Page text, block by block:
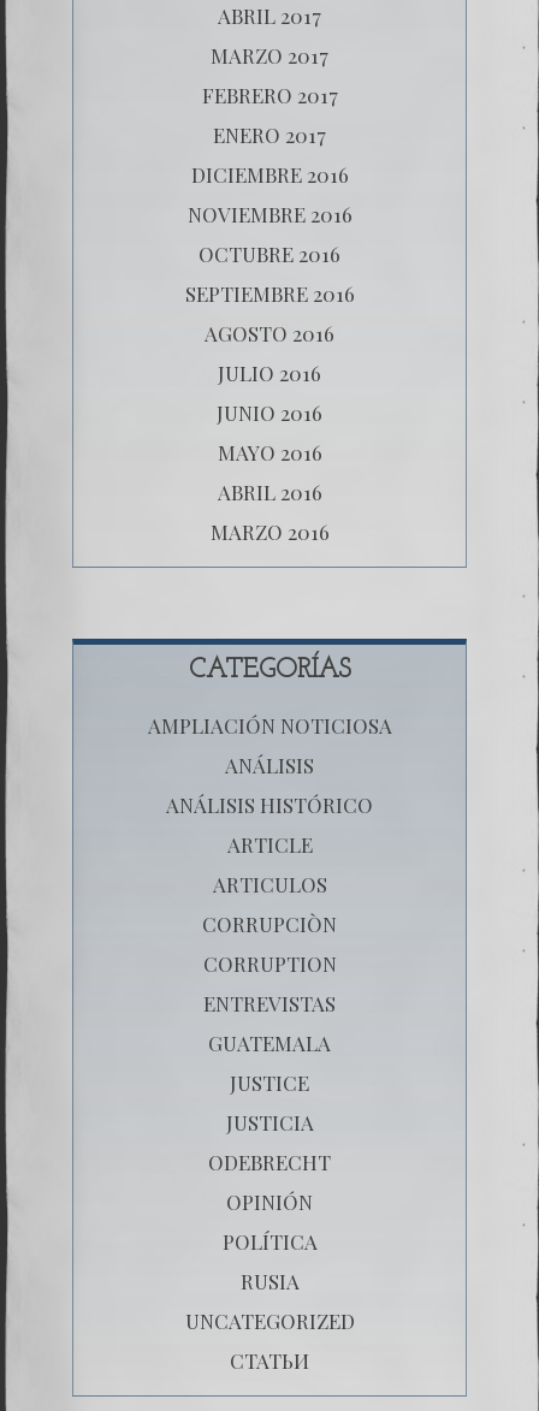
ABRIL 2017
MARZO 2017
FEBRERO 2017
ENERO 2017
DICIEMBRE 2016
NOVIEMBRE 2016
OCTUBRE 2016
SEPTIEMBRE 2016
AGOSTO 2016
JULIO 2016
JUNIO 2016
MAYO 2016
ABRIL 2016
MARZO 2016
CATEGORÍAS
AMPLIACIÓN NOTICIOSA
ANÁLISIS
ANÁLISIS HISTÓRICO
ARTICLE
ARTICULOS
CORRUPCIÒN
CORRUPTION
ENTREVISTAS
GUATEMALA
JUSTICE
JUSTICIA
ODEBRECHT
OPINIÓN
POLÍTICA
RUSIA
UNCATEGORIZED
СТАТЬИ